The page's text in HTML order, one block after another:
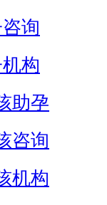
询
构
助孕
咨询
机构